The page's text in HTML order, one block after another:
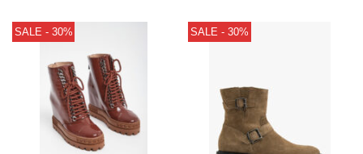
SALE - 30% SALE - 30%